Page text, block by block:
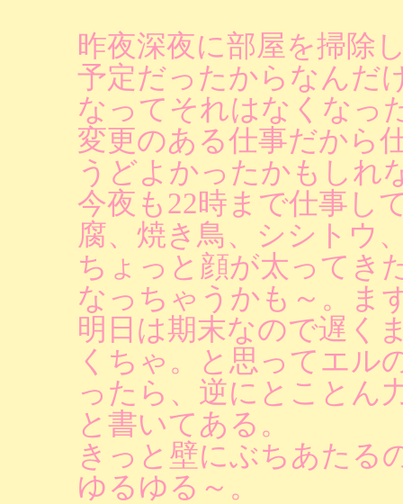
昨夜深夜に部屋を掃除
予定だったからなんだ
なってそれはなくなっ
変更のある仕事だから
うどよかったかもしれ
今夜も22時まで仕事し
腐、焼き鳥、シシトウ
ちょっと顔が太ってき
なっちゃうかも～。ま
明日は期末なので遅く
くちゃ。と思ってエル
ったら、逆にとことん
と書いてある。
きっと壁にぶちあたる
ゆるゆる～。